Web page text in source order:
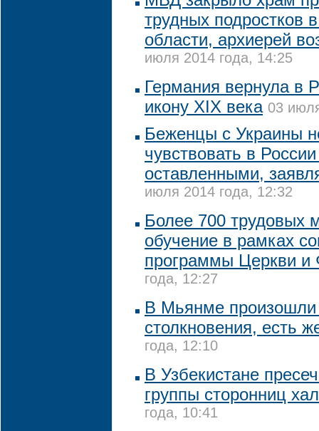
трудных подростков
области, архиерей
июля 2014 года, 14:25
Германия вернула в
икону XIX века 03
Беженцы с Украины
чувствовать в
оставленными,
июля 2014 года, 12:32
Более 700 трудовых
обучение в рамках
программы Церкви
года, 12:27
В Мьянме
столкновения, есть
года, 12:10
В Узбекистане
группы сторонниц
года, 10:41